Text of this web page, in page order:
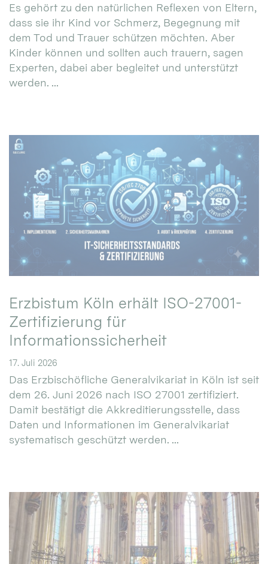
Es gehört zu den natürlichen Reflexen von Eltern,
dass sie ihr Kind vor Schmerz, Begegnung mit
dem Tod und Trauer schützen möchten. Aber
Kinder können und sollten auch trauern, sagen
Experten, dabei aber begleitet und unterstützt
werden. ...
Erzbistum Köln erhält ISO-27001-
Zertifizierung für
Informationssicherheit
17. Juli 2026
Das Erzbischöfliche Generalvikariat in Köln ist seit
dem 26. Juni 2026 nach ISO 27001 zertifiziert.
Damit bestätigt die Akkreditierungsstelle, dass
Daten und Informationen im Generalvikariat
systematisch geschützt werden. ...